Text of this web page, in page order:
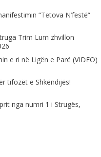
“Tetova N’festë”
Trim Lum zhvillon
e ri në Ligën e Parë (VIDEO)
tifozët e Shkëndijës!
nga numri 1 i Strugës,